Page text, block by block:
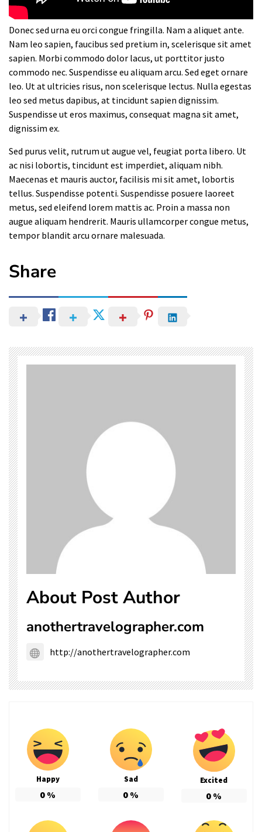
Donec sed urna eu orci congue fringilla. Nam a aliquet ante.
Nam leo sapien, faucibus sed pretium in, scelerisque sit amet
sapien. Morbi commodo dolor lacus, ut porttitor justo
commodo nec. Suspendisse eu aliquam arcu. Sed eget ornare
leo. Ut at ultricies risus, non scelerisque lectus. Nulla egestas
leo sed metus dapibus, at tincidunt sapien dignissim.
Suspendisse ut eros maximus, consequat magna sit amet,
dignissim ex.
Sed purus velit, rutrum ut augue vel, feugiat porta libero. Ut
ac nisi lobortis, tincidunt est imperdiet, aliquam nibh.
Maecenas et mauris auctor, facilisis mi sit amet, lobortis
tellus. Suspendisse potenti. Suspendisse posuere laoreet
metus, sed eleifend lorem mattis ac. Proin a massa non
augue aliquam hendrerit. Mauris ullamcorper congue metus,
tempor blandit arcu ornare malesuada.
Share
About Post Author
anothertravelographer.com
http://anothertravelographer.com
Happy
0 %
Sad
0 %
Excited
0 %